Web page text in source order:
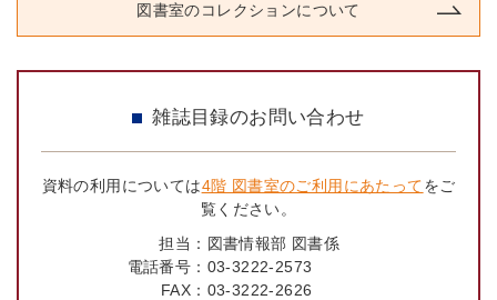
図書室のコレクションについて
雑誌目録のお問い合わせ
資料の利用については4階 図書室のご利用にあたってをご
覧ください。
担当： 図書情報部 図書係
電話番号： 03-3222-2573
FAX： 03-3222-2626